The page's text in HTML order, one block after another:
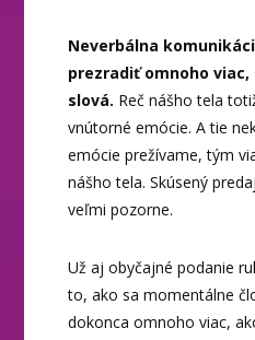
Neverbálna
prezradiť omnoho
slová. Reč nášho tela
vnútorné emócie. A tie
emócie prežívame, tým
nášho tela. Skúsený
veľmi pozorne.
Už aj obyčajné podanie
to, ako sa momentálne
dokonca omnoho viac,